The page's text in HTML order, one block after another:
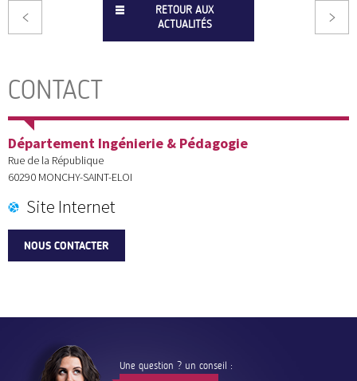
RETOUR AUX
ACTUALITÉS
CONTACT
Département Ingénierie & Pédagogie
Rue de la République
60290 MONCHY-SAINT-ELOI
Site Internet
NOUS CONTACTER
Une question ? un conseil :